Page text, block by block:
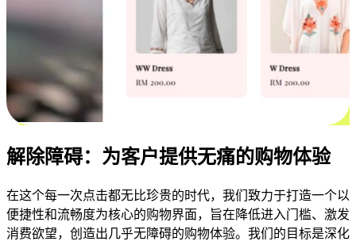
解除障碍：为客户提供无痛的购物体验
在这个每一次点击都无比珍贵的时代，我们致力于打造一个以
便捷性和流畅度为核心的购物界面，旨在降低进入门槛、激发
消费欲望，创造出几乎无障碍的购物体验。我们的目标是深化